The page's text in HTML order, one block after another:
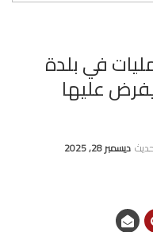
في بلدة
عليها
ديسمبر 28, 2025